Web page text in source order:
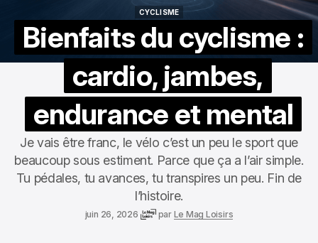
CYCLISME
Bienfaits du cyclisme :
cardio, jambes,
endurance et mental
Je vais être franc, le vélo c’est un peu le sport que
beaucoup sous estiment. Parce que ça a l’air simple.
Tu pédales, tu avances, tu transpires un peu. Fin de
l’histoire.
juin 26, 2026 par Le Mag Loisirs